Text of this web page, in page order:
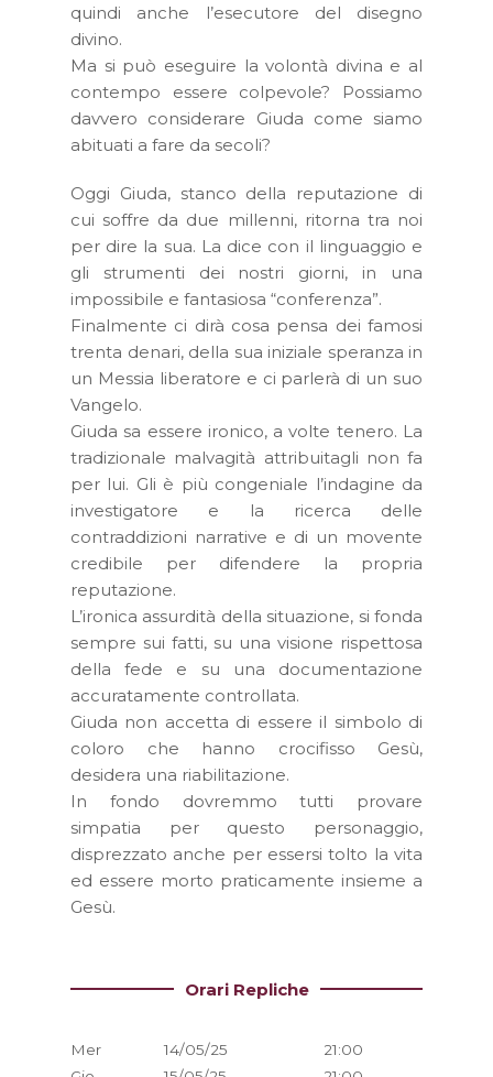
quindi anche l’esecutore del disegno
divino.
Ma si può eseguire la volontà divina e al
contempo essere colpevole? Possiamo
davvero considerare Giuda come siamo
abituati a fare da secoli?
Oggi Giuda, stanco della reputazione di
cui soffre da due millenni, ritorna tra noi
per dire la sua. La dice con il linguaggio e
gli strumenti dei nostri giorni, in una
impossibile e fantasiosa “conferenza”.
Finalmente ci dirà cosa pensa dei famosi
trenta denari, della sua iniziale speranza in
un Messia liberatore e ci parlerà di un suo
Vangelo.
Giuda sa essere ironico, a volte tenero. La
tradizionale malvagità attribuitagli non fa
per lui. Gli è più congeniale l’indagine da
investigatore e la ricerca delle
contraddizioni narrative e di un movente
credibile per difendere la propria
reputazione.
L’ironica assurdità della situazione, si fonda
sempre sui fatti, su una visione rispettosa
della fede e su una documentazione
accuratamente controllata.
Giuda non accetta di essere il simbolo di
coloro che hanno crocifisso Gesù,
desidera una riabilitazione.
In fondo dovremmo tutti provare
simpatia per questo personaggio,
disprezzato anche per essersi tolto la vita
ed essere morto praticamente insieme a
Gesù.
Orari Repliche
Mer 14/05/25
21:00